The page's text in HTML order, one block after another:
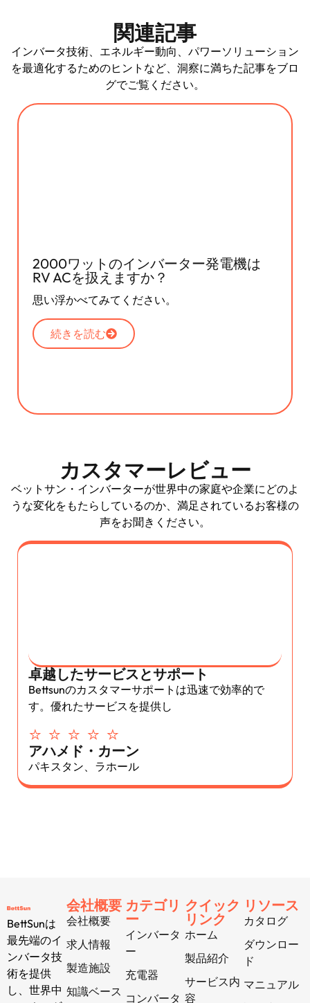
関連記事
インバータ技術、エネルギー動向、パワーソリューション
を最適化するためのヒントなど、洞察に満ちた記事をブロ
グでご覧ください。
2000ワットのインバーター発電機は
RV ACを扱えますか？
思い浮かべてみてください。
続きを読む
カスタマーレビュー
ベットサン・インバーターが世界中の家庭や企業にどのよ
うな変化をもたらしているのか、満足されているお客様の
声をお聞きください。
卓越したサービスとサポート
Bettsunのカスタマーサポートは迅速で効率的で
す。優れたサービスを提供し
⭐ ⭐ ⭐ ⭐ ⭐
アハメド・カーン
パキスタン、ラホール
BettSunは
最先端のイ
ンバータ技
術を提供
し、世界中
会社概要
会社概要
求人情報
製造施設
知識ベース
カテゴリ
ー
インバータ
ー
充電器
コンバータ
クイック
リンク
ホーム
製品紹介
サービス内
容
リソース
カタログ
ダウンロー
ド
マニュアル